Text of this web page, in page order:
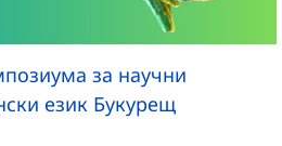
за научни
език Букурещ